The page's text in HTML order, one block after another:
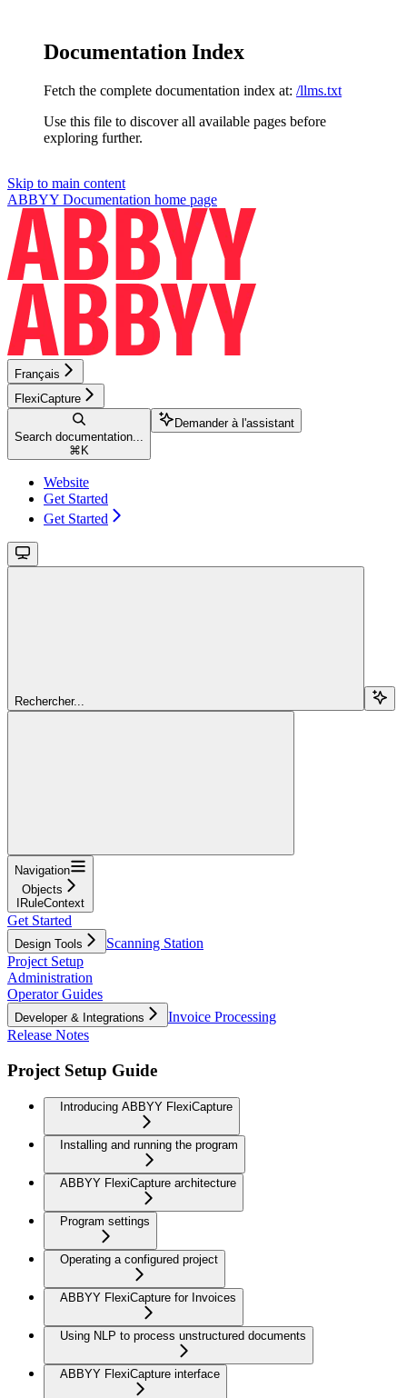
Documentation Index
Fetch the complete documentation index at: /llms.txt
Use this file to discover all available pages before
exploring further.
Skip to main content
ABBYY Documentation home page
Français
FlexiCapture
Search documentation...
⌘ K
Demander à l'assistant
Website
Get Started
Get Started
Rechercher...
Navigation
Objects
IRuleContext
Get Started
Design Tools
Scanning Station
Project Setup
Administration
Operator Guides
Developer & Integrations
Invoice Processing
Release Notes
Project Setup Guide
Introducing ABBYY FlexiCapture
Installing and running the program
ABBYY FlexiCapture architecture
Program settings
Operating a configured project
ABBYY FlexiCapture for Invoices
Using NLP to process unstructured documents
ABBYY FlexiCapture interface